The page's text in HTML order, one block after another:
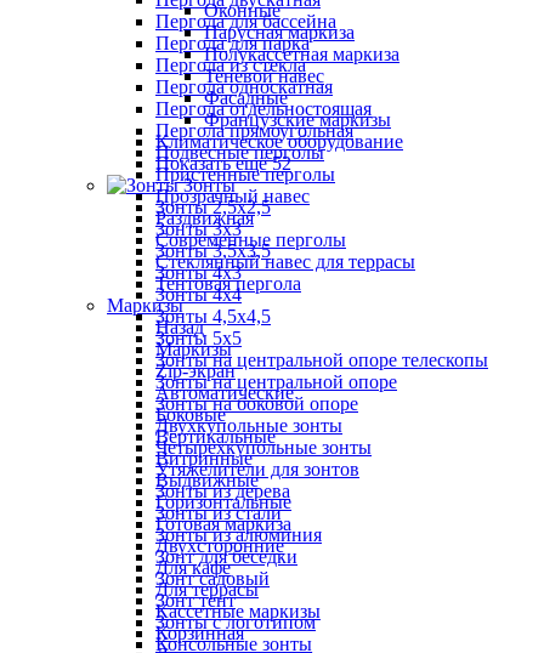
Оконные
Парусная маркиза
Полукассетная маркиза
Теневой навес
Фасадные
Французские маркизы
Климатическое оборудование
Показать ещё 52
Зонты
Зонты 2,5х2,5
Зонты 3х3
Зонты 3,5х3,5
Зонты 4х3
Зонты 4х4
Зонты 4,5х4,5
Зонты 5х5
Зонты на центральной опоре телескопы
Зонты на центральной опоре
Зонты на боковой опоре
Двухкупольные зонты
Четырехкупольные зонты
Утяжелители для зонтов
Зонты из дерева
Зонты из стали
Зонты из алюминия
Зонт для беседки
Зонт садовый
Зонт тент
Зонты с логотипом
Консольные зонты
Пергола для бассейна
Пергола для парка
Пергола из стекла
Пергола односкатная
Пергола отдельностоящая
Пергола прямоугольная
Подвесные перголы
Пристенные перголы
Прозрачный навес
Раздвижная
Современные перголы
Стеклянный навес для террасы
Тентовая пергола
Маркизы
Назад
Маркизы
Zip-экран
Автоматические
Боковые
Вертикальные
Витринные
Выдвижные
Горизонтальные
Готовая маркиза
Двухсторонние
Для кафе
Для террасы
Кассетные маркизы
Корзинная